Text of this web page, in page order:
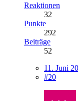
Reaktionen
32
Punkte
292
Beiträge
52
11. Juni
#20